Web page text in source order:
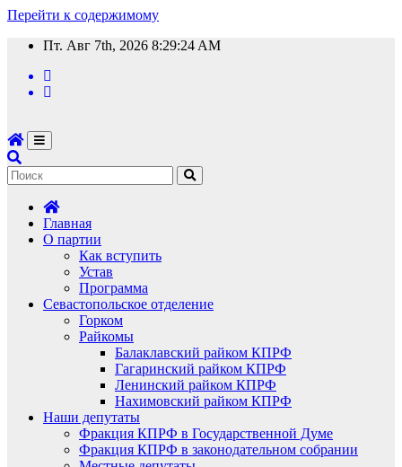
Перейти к содержимому
Пт. Авг 7th, 2026 8:29:24 AM
Главная
О партии
Как вступить
Устав
Программа
Севастопольское отделение
Горком
Райкомы
Балаклавский райком КПРФ
Гагаринский райком КПРФ
Ленинский райком КПРФ
Нахимовский райком КПРФ
Наши депутаты
Фракция КПРФ в Государственной Думе
Фракция КПРФ в законодательном собрании